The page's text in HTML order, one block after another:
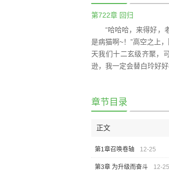
第722章 回归
“哈哈哈，来得好，
是病猫啊~！”高空之上
天我们十二玄级齐聚，
逊，我一定会替白玲好好
章节目录
正文
第1章召唤卷轴 12-25
第3章 为升级而奋斗 12-25